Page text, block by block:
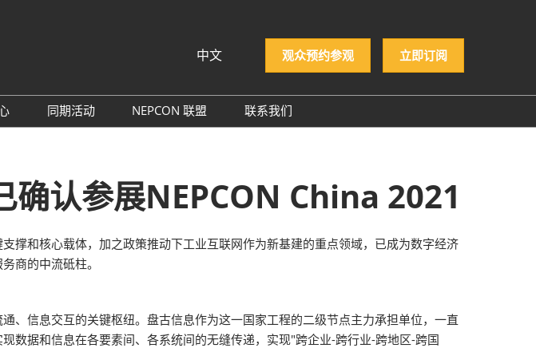
中文
English
Tiếng Việt
日本語
korean
观众预约参观 立即订阅
对服务
新闻
会新闻
协会
同期活动
评选
NEPCON 联盟
联系我们
认参展NEPCON China 2021
撑和核心载体，加之政策推动下工业互联网作为新基建的重点领域，已成为数字经济
商的中流砥柱。
、信息交互的关键枢纽。盘古信息作为这一国家工程的二级节点主力承担单位，一直
数据和信息在各要素间、各系统间的无缝传递，实现"跨企业-跨行业-跨地区-跨国